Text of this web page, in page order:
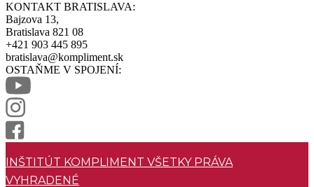
KONTAKT BRATISLAVA:
Bajzova 13,
Bratislava 821 08
+421 903 445 895
bratislava@kompliment.sk
OSTAŇME V SPOJENÍ:
INŠTITÚT KOMPLIMENT VŠETKY PRÁVA
VYHRADENÉ